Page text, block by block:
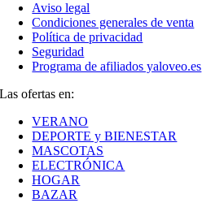
Aviso legal
Condiciones generales de venta
Política de privacidad
Seguridad
Programa de afiliados yaloveo.es
Las ofertas en:
VERANO
DEPORTE y BIENESTAR
MASCOTAS
ELECTRÓNICA
HOGAR
BAZAR